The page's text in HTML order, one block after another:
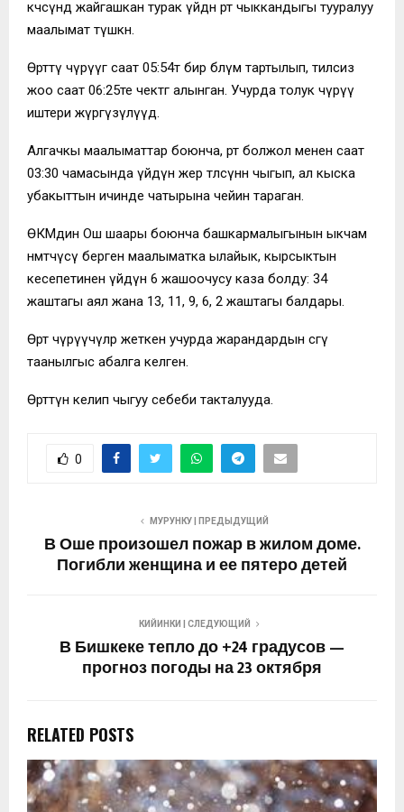
көчөсүндө жайгашкан турак үйдөн өрт чыккандыгы тууралуу
маалымат түшкөн.
Өрттү өчүрүүгө саат 05:54тө бир бөлүм тартылып, тилсиз
жоо саат 06:25те чектөөгө алынган. Учурда толук өчүрүү
иштери жүргүзүлүүдө.
Алгачкы маалыматтар боюнча, өрт болжол менен саат
03:30 чамасында үйдүн жер төлөсүнөн чыгып, ал кыска
убакыттын ичинде чатырына чейин тараган.
ӨКМдин Ош шаары боюнча башкармалыгынын ыкчам
нөөмөтчүсү берген маалыматка ылайык, кырсыктын
кесепетинен үйдүн 6 жашоочусу каза болду: 34
жаштагы аял жана 13, 11, 9, 6, 2 жаштагы балдары.
Өрт өчүрүүчүлөр жеткен учурда жарандардын сөөгү
таанылгыс абалга келген.
Өрттүн келип чыгуу себеби такталууда.
0
МУРУНКУ | ПРЕДЫДУЩИЙ
В Оше произошел пожар в жилом доме.
Погибли женщина и ее пятеро детей
КИЙИНКИ | СЛЕДУЮЩИЙ
В Бишкеке тепло до +24 градусов —
прогноз погоды на 23 октября
RELATED POSTS